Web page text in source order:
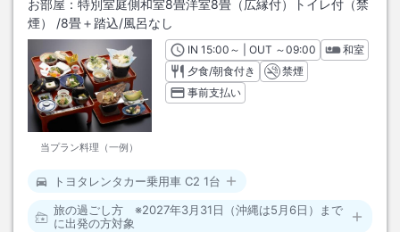
お部屋： 特別室庭側和室8畳洋室8畳（広縁付）トイレ付（禁
煙）
/8畳＋踏込/風呂なし
当プラン料理（一例）
INチェックイン
15:00 ～ | OUT チェックアウト
～09:00
和室
夕食/朝食付き
禁煙
事前支払い
トヨタレンタカー乗用車 C2 1台
旅の過ごし方 ※2027年3月31日（沖縄は5月6日）まで
に出発の方対象